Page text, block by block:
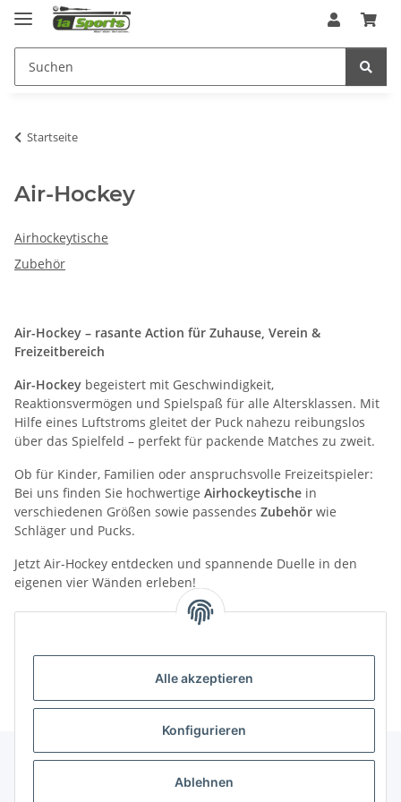
Alle akzeptieren
Konfigurieren
Ablehnen
Startseite
Air-Hockey
Airhockeytische
Zubehör
Air-Hockey – rasante Action für Zuhause, Verein &
Freizeitbereich
Air-Hockey begeistert mit Geschwindigkeit,
Reaktionsvermögen und Spielspaß für alle Altersklassen. Mit
Hilfe eines Luftstroms gleitet der Puck nahezu reibungslos
über das Spielfeld – perfekt für packende Matches zu zweit.
Ob für Kinder, Familien oder anspruchsvolle Freizeitspieler:
Bei uns finden Sie hochwertige Airhockeytische in
verschiedenen Größen sowie passendes Zubehör wie
Schläger und Pucks.
Jetzt Air-Hockey entdecken und spannende Duelle in den
eigenen vier Wänden erleben!